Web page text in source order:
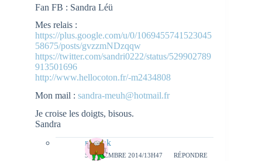
Fan FB : Sandra Léü
Mes relais :
https://plus.google.com/u/0/1069455741523045
58675/posts/gvzzmNDzqqw
https://twitter.com/sandri0222/status/529902789
913501696
http://www.hellocoton.fr/-m2434808
Mon mail : sandra-meuh@hotmail.fr
Je croise les doigts, bisous.
Sandra
natieak
5 NOVEMBRE 2014/13H47 RÉPONDRE